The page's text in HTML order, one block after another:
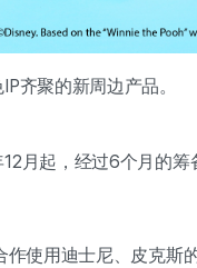
齐聚的新周边产品。
月起，经过6个月的
使用迪士尼、皮克斯